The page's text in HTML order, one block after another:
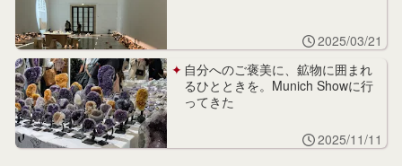
2025/03/21
自分へのご褒美に、鉱物に囲まれ
るひとときを。Munich Showに行
ってきた
2025/11/11